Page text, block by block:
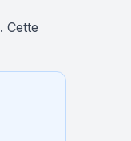
. Cette